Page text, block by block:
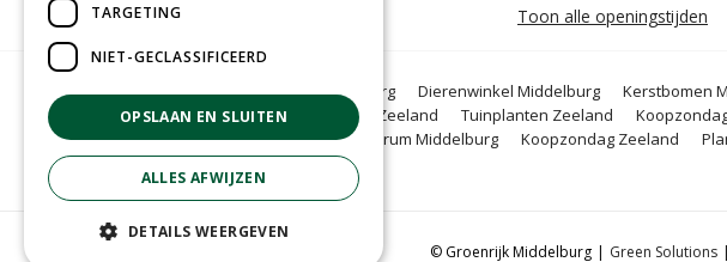
Toon alle openingstijden
Bloemen Middelburg Dierenwinkel Middelburg Kerstbomen
Middelburg
BBQ Zeeland Tuinplanten Zeeland
Tuincentrum Middelburg
Koopzondag Zeeland
© Groenrijk Middelburg Green Solutions
TARGETING
NIET-GECLASSIFICEERD
OPSLAAN EN SLUITEN
ALLES AFWIJZEN
DETAILS WEERGEVEN